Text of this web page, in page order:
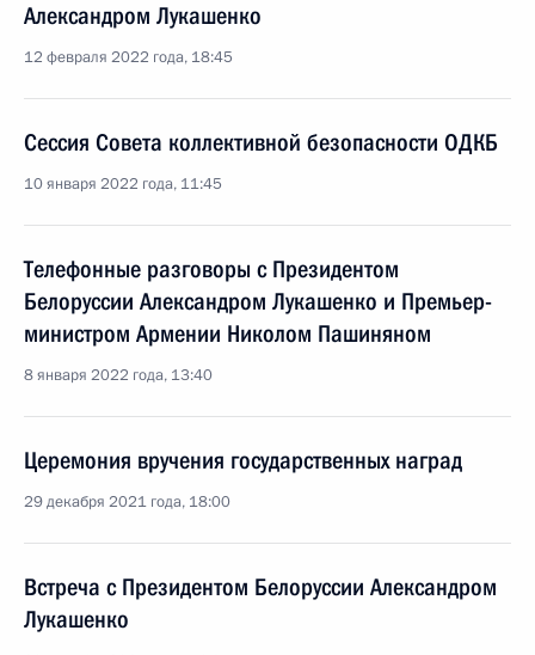
Александром Лукашенко
12 февраля 2022 года, 18:45
Сессия Совета коллективной безопасности ОДКБ
10 января 2022 года, 11:45
Телефонные разговоры с Президентом
Белоруссии Александром Лукашенко и Премьер-
министром Армении Николом Пашиняном
8 января 2022 года, 13:40
Церемония вручения государственных наград
29 декабря 2021 года, 18:00
Встреча с Президентом Белоруссии Александром
Лукашенко